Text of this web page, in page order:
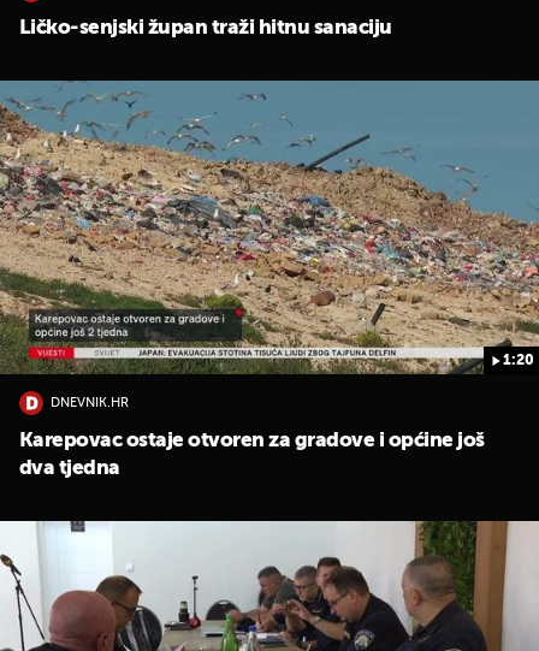
Ličko-senjski župan traži hitnu sanaciju
1:20
DNEVNIK.HR
Karepovac ostaje otvoren za gradove i općine još
dva tjedna